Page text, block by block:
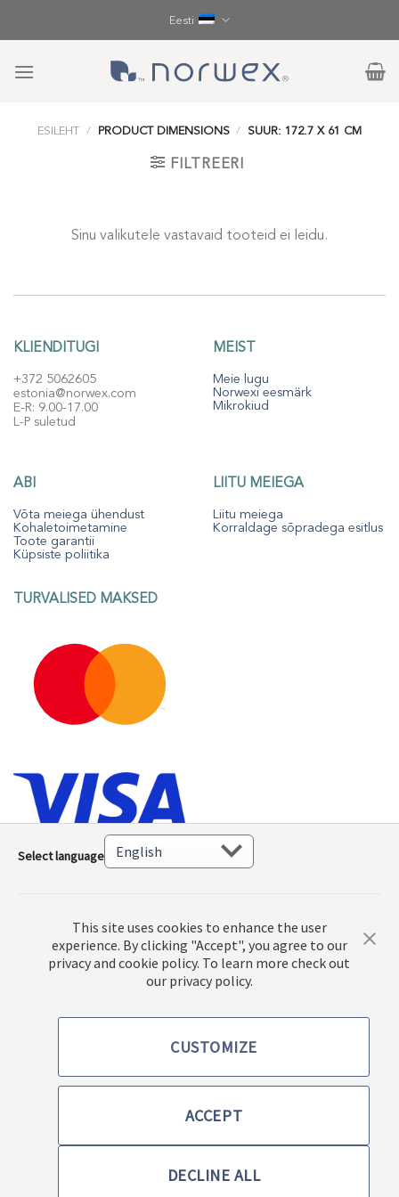
Eesti
ESILEHT / PRODUCT DIMENSIONS / SUUR: 172.7 X 61 CM
FILTREERI
Sinu valikutele vastavaid tooteid ei leidu.
KLIENDITUGI
+372 5062605
estonia@norwex.com
E-R: 9.00-17.00
L-P suletud
MEIST
Meie lugu
Norwexi eesmärk
Mikrokiud
ABI
Võta meiega ühendust
Kohaletoimetamine
Toote garantii
Küpsiste poliitika
LIITU MEIEGA
Liitu meiega
Korraldage sõpradega esitlus
TURVALISED MAKSED
© 2018 Norwex Baltic Ltd., Kõik autoriõigustega kaitstud
Select language
This site uses cookies to enhance the user
experience. By clicking "Accept", you agree to our
privacy and cookie policy. To learn more check out
our privacy policy.
CUSTOMIZE
ACCEPT
DECLINE ALL